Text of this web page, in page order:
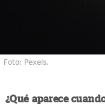
Foto: Pexels.
¿Qué aparece